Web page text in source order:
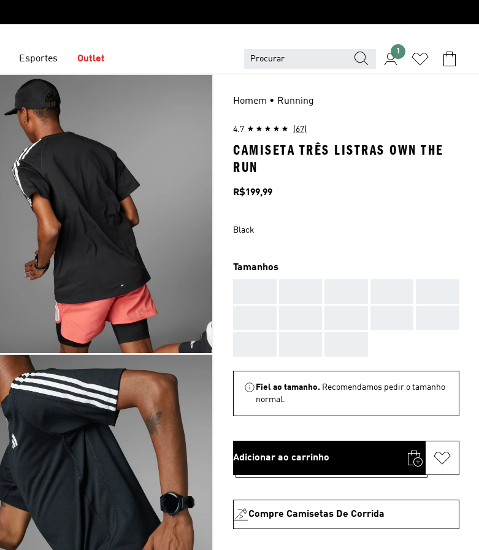
Esportes Outlet
1
Homem • Running
4.7 (67)
CAMISETA TRÊS LISTRAS OWN THE
RUN
Preço
R$199,99
Black
Tamanhos
Fiel ao tamanho. Recomendamos pedir o tamanho
normal.
Adicionar ao carrinho
Compre Camisetas De Corrida